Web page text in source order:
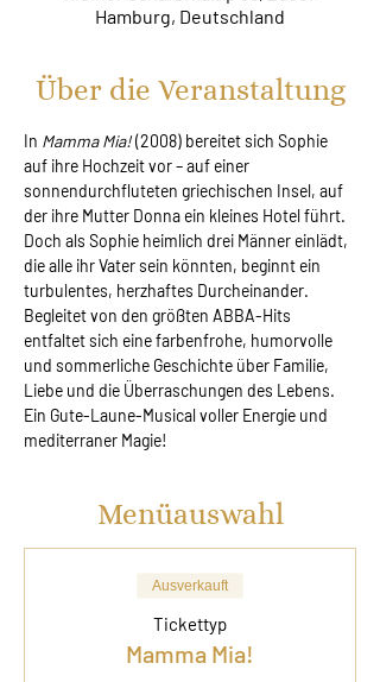
Hamburg, Deutschland
Über die Veranstaltung
In Mamma Mia! (2008) bereitet sich Sophie
auf ihre Hochzeit vor – auf einer
sonnendurchfluteten griechischen Insel, auf
der ihre Mutter Donna ein kleines Hotel führt.
Doch als Sophie heimlich drei Männer einlädt,
die alle ihr Vater sein könnten, beginnt ein
turbulentes, herzhaftes Durcheinander.
Begleitet von den größten ABBA-Hits
entfaltet sich eine farbenfrohe, humorvolle
und sommerliche Geschichte über Familie,
Liebe und die Überraschungen des Lebens.
Ein Gute-Laune-Musical voller Energie und
mediterraner Magie!
Menüauswahl
Ausverkauft
Tickettyp
Mamma Mia!